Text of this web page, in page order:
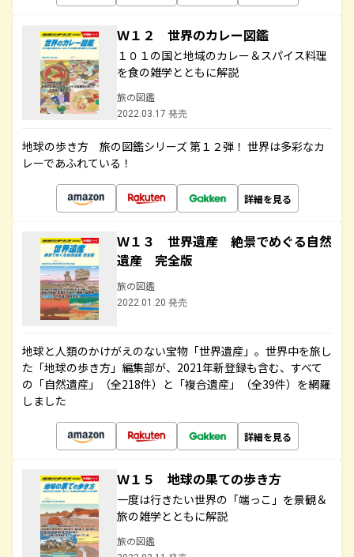
Ｗ１２ 世界のカレー図鑑
１０１の国と地域のカレー＆スパイス料理
を食の雑学とともに解説
旅の図鑑
2022.03.17 発売
地球の歩き方 旅の図鑑シリーズ 第１２弾！ 世界は多彩なカ
レーであふれている！
詳細を見る
Ｗ１３ 世界遺産 絶景でめぐる自然
遺産 完全版
旅の図鑑
2022.01.20 発売
地球と人類のかけがえのない宝物「世界遺産」。世界中を旅し
た「地球の歩き方」編集部が、2021年新登録も含む、すべて
の「自然遺産」（全218件）と「複合遺産」（全39件）を網羅
しました
詳細を見る
Ｗ１５ 地球の果ての歩き方
一度は行きたい世界の「端っこ」を景観＆
旅の雑学とともに解説
旅の図鑑